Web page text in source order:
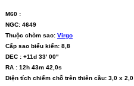
M60 :
NGC: 4649
Thuộc chòm sao: Virgo
Cấp sao biểu kiến: 8,8
DEC : +11d 33' 00''
RA : 12h 43m 42,0s
Diện tích chiếm chỗ trên thiên cầu: 3,0 x 2,0